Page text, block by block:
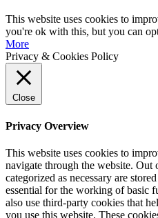
This website uses cookies to
you're ok with this, but you can
More
Privacy & Cookies Policy
Close
Privacy Overview
This website uses cookies to
navigate through the website. Out
categorized as necessary are
essential for the working of basic
also use third-party cookies that
you use this website. These